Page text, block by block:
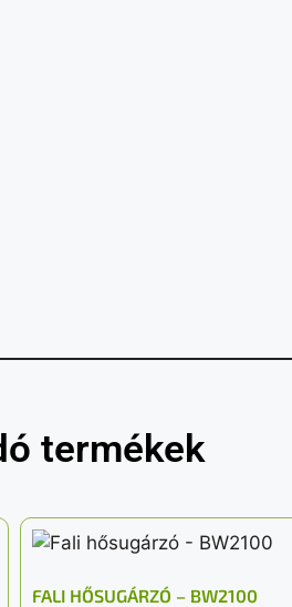
termékek
FALI HŐSUGÁRZÓ – BW2100